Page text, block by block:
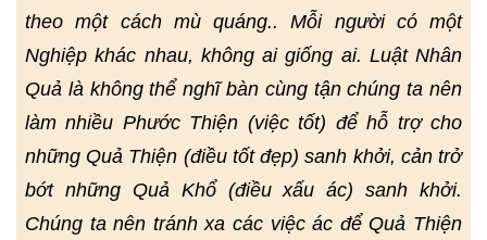
theo một cách mù quáng.. Mỗi người có một
Nghiệp khác nhau, không ai giống ai. Luật Nhân
Quả là không thể nghĩ bàn cùng tận chúng ta nên
làm nhiều Phước Thiện (việc tốt) để hỗ trợ cho
những Quả Thiện (điều tốt đẹp) sanh khởi, cản trở
bớt những Quả Khổ (điều xấu ác) sanh khởi.
Chúng ta nên tránh xa các việc ác để Quả Thiện